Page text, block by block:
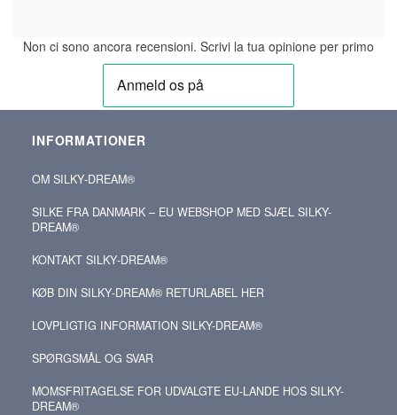
Non ci sono ancora recensioni. Scrivi la tua opinione per primo
INFORMATIONER
OM SILKY‑DREAM®
SILKE FRA DANMARK – EU WEBSHOP MED SJÆL SILKY-
DREAM®
KONTAKT SILKY‑DREAM®
KØB DIN SILKY‑DREAM® RETURLABEL HER
LOVPLIGTIG INFORMATION SILKY-DREAM®
SPØRGSMÅL OG SVAR
MOMSFRITAGELSE FOR UDVALGTE EU-LANDE HOS SILKY-
DREAM®